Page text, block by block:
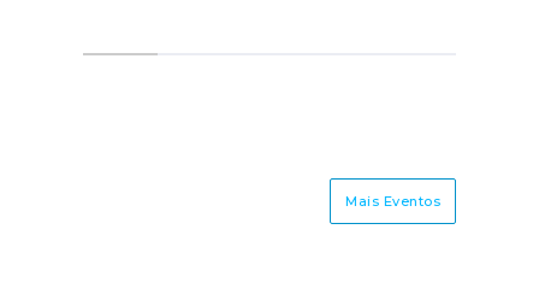
Mais Eventos